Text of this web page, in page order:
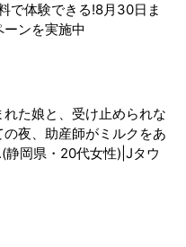
で体験できる!8月30日ま
ンを実施中
れた娘と、受け止められな
夜、助産師がミルクをあ
静岡県・20代女性)|Jタウ